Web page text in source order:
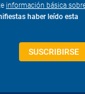
información básica
haber leído esta
SUSCRIBIRSE